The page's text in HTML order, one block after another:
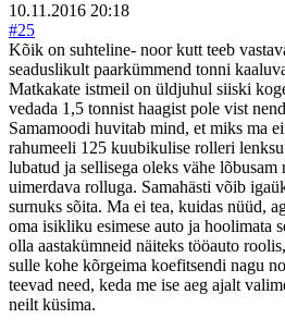
10.11.2016 20:18
#25
Kõik on suhteline- noor kutt teeb
seaduslikult paarkümmend tonni
Matkakate istmeil on üldjuhul siiski
vedada 1,5 tonnist haagist pole vist
Samamoodi huvitab mind, et miks ma
rahumeeli 125 kuubikulise rolleri
lubatud ja sellisega oleks vähe
uimerdava rolluga. Samahästi võib
surnuks sõita. Ma ei tea, kuidas nüüd,
oma isikliku esimese auto ja hoolimata
olla aastakümneid näiteks tööauto
sulle kohe kõrgeima koefitsendi nagu
teevad need, keda me ise aeg ajalt
neilt küsima.